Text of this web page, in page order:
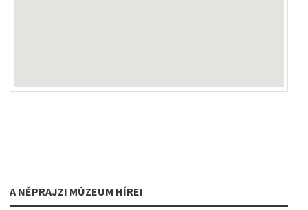
A NÉPRAJZI MÚZEUM HÍREI